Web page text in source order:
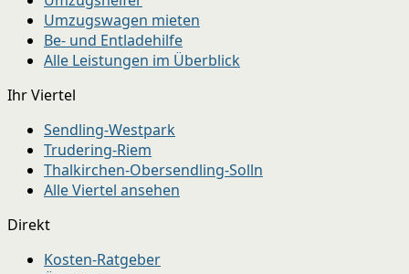
Umzugswagen mieten
Be- und Entladehilfe
Alle Leistungen im Überblick
Ihr Viertel
Sendling-Westpark
Trudering-Riem
Thalkirchen-Obersendling-Solln
Alle Viertel ansehen
Direkt
Kosten-Ratgeber